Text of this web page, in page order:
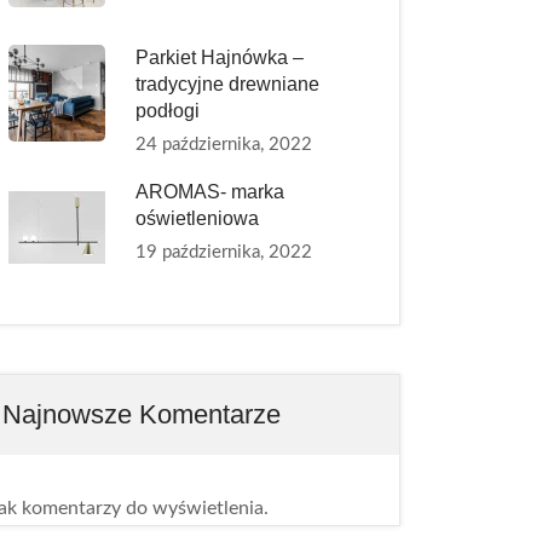
Parkiet Hajnówka –
tradycyjne drewniane
podłogi
24 października, 2022
AROMAS- marka
oświetleniowa
19 października, 2022
Najnowsze Komentarze
komentarzy do wyświetlenia.